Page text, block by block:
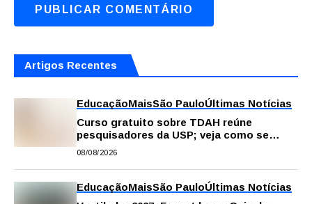
Artigos Recentes
EducaçãoMaisSão PauloÚltimas Notícias
Curso gratuito sobre TDAH reúne
pesquisadores da USP; veja como se
inscrever
08/08/2026
EducaçãoMaisSão PauloÚltimas Notícias